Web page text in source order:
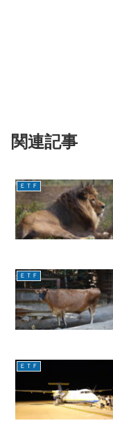
関連記事
ＥＴＦ
ＥＴＦ
ＥＴＦ